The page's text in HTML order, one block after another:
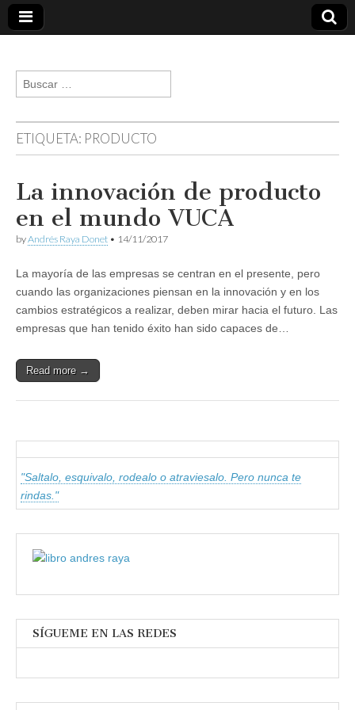
andresraya.com
gestión de
personas,
talento e
Buscar:
ETIQUETA: PRODUCTO
La innovación de producto
en el mundo VUCA
byAndrés Raya Donet • 14/11/2017
La mayoría de las empresas se centran en el presente, pero
cuando las organizaciones piensan en la innovación y en los
cambios estratégicos a realizar, deben mirar hacia el futuro. Las
empresas que han tenido éxito han sido capaces de…
Read more →
"Saltalo, esquivalo, rodealo o atraviesalo. Pero nunca te
rindas."
SÍGUEME EN LAS REDES